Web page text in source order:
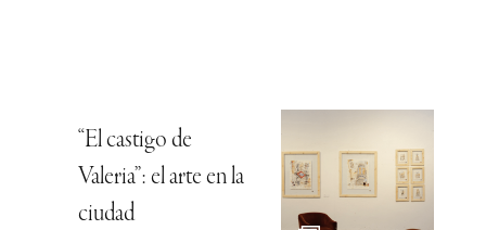
“El castigo de
Valeria”: el arte en la
ciudad